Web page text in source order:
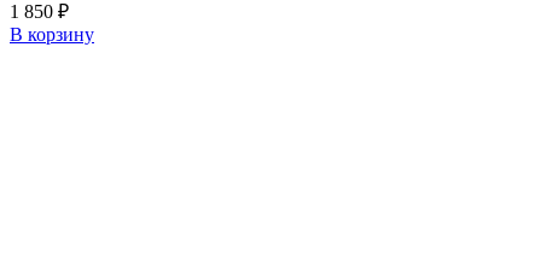
1 850 ₽
В корзину